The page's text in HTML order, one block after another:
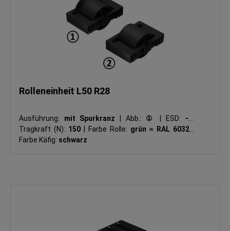
Rolleneinheit L50 R28
Ausführung: mit Spurkranz Abb.: ① ESD: -
Tragkraft (N): 150 Farbe Rolle: grün ≈ RAL 6032
Farbe Käfig: schwarz